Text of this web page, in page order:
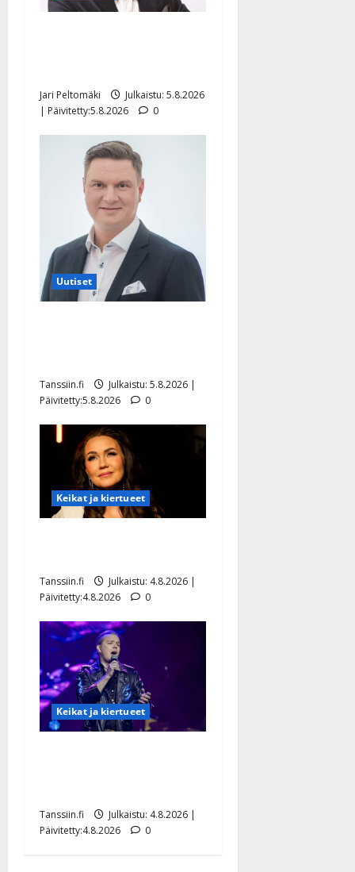
Jari Peltomäki
Julkaistu: 5.8.2026
| Päivitetty:5.8.2026
0
Uutiset
Tanssiin.fi
Julkaistu: 5.8.2026 |
Päivitetty:5.8.2026
0
Keikat ja kiertueet
Tanssiin.fi
Julkaistu: 4.8.2026 |
Päivitetty:4.8.2026
0
Keikat ja kiertueet
Tanssiin.fi
Julkaistu: 4.8.2026 |
Päivitetty:4.8.2026
0